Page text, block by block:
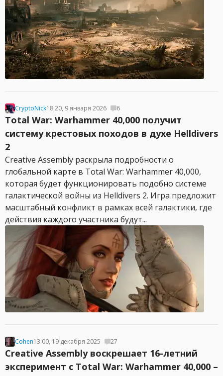
CryptoNick18:20, 9 января 2026 6
Total War: Warhammer 40,000 получит
систему крестовых походов в духе Helldivers
2
Creative Assembly раскрыла подробности о
глобальной карте в Total War: Warhammer 40,000,
которая будет функционировать подобно системе
галактической войны из Helldivers 2. Игра предложит
масштабный конфликт в рамках всей галактики, где
действия каждого участника будут...
Cohen13:00, 19 декабря 2025 27
Creative Assembly воскрешает 16-летний
эксперимент с Total War: Warhammer 40,000 –